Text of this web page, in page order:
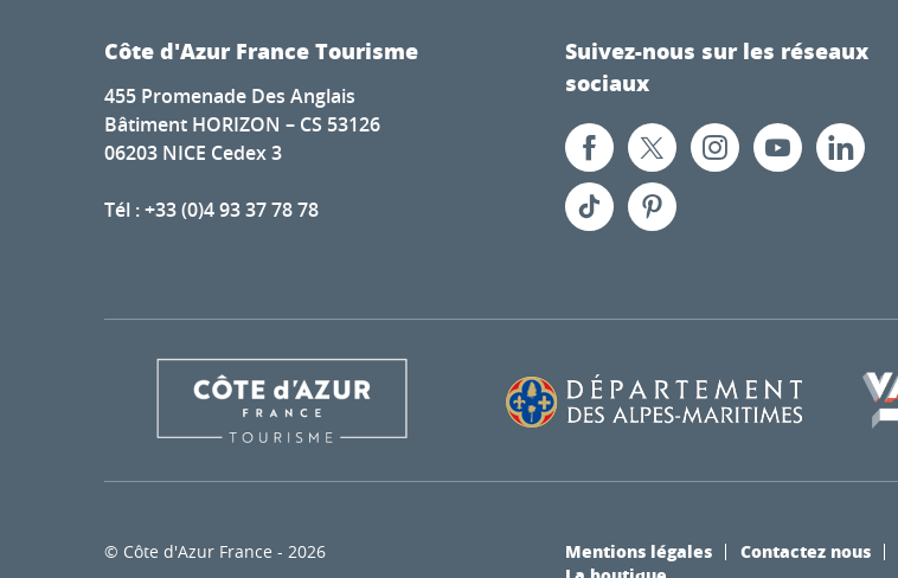
Côte d'Azur France Tourisme
455 Promenade Des Anglais
Bâtiment HORIZON – CS 53126
06203 NICE Cedex 3
Tél : +33 (0)4 93 37 78 78
Suivez-nous sur les réseaux
sociaux
© Côte d'Azur France - 2026 Mentions légales Contactez nous